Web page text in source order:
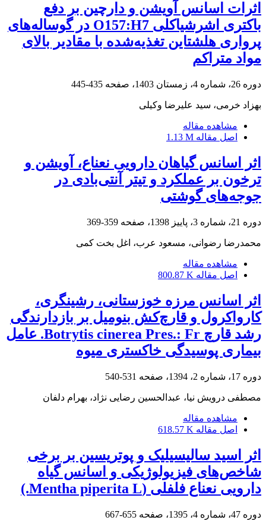
اثرات اسانس آویشن و دارچین بر دفع
باکتری اشرشیاکلی O157:H7 در گوساله‌های
پرواری هلشتاین تغذیه‌شده با مقادیر بالای
مواد متراکم
دوره 26، شماره 4، زمستان 1403، صفحه 435-445
بهزاد خرمی، سید علیرضا وکیلی
مشاهده مقاله
اصل مقاله 1.13 M
اثر اسانس گیاهان دارویی نعناع، آویشن و
ترخون بر عملکرد و تیتر آنتی‌بادی در
جوجه‌های گوشتی
دوره 21، شماره 3، پاییز 1398، صفحه 359-369
محمدرضا رضوانی، مسعود عرب، اغل بخت کمی
مشاهده مقاله
اصل مقاله 800.87 K
اثر اسانس‌ مرزه خوزستانی، رشینگری،
کارواکرول و قارچ‌کش بنومیل بر بازدارندگی
رشد قارچ Botrytis cinerea Pres.: Fr. عامل
بیماری پوسیدگی خاکستری میوه
دوره 17، شماره 2، 1394، صفحه 531-540
مصطفی درویش نیا، عبدالحسین رضایی نژاد، بهرام دلفان
مشاهده مقاله
اصل مقاله 618.57 K
اثر اسید سالیسیلیک و پوتریسین بر برخی
شاخص‌های فیزیولوژیکی و اسانس گیاه
دارویی نعناع فلفلی (Mentha piperita L.)
دوره 47، شماره 4، 1395، صفحه 655-667